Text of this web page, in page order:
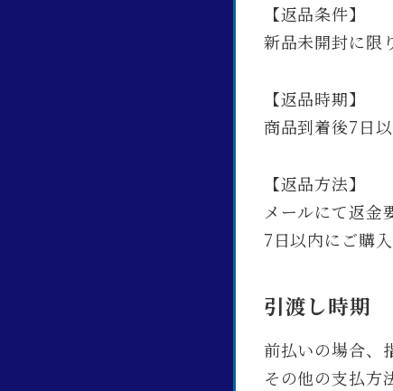
【返品条件】
新品未開封に限
【返品時期】
商品到着後7日
【返品方法】
メールにて返金
7日以内にご購
引渡し時期
前払いの場合、
その他の支払方